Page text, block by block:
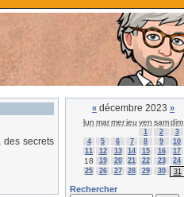
des secrets
« décembre 2023 »
lun marmerjeu ven samdim
1 2
3
4
5 6 7 8 9
10
11
12 13 14 15 16 17
18 19 20 21 22 23
24
25
26 27 28 29 30 31
Rechercher